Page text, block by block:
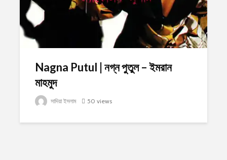
Nagna Putul | নগ্ন পুতুল – ইমরান
মাহমুদ
সাদিয়া ইসলাম 50 views